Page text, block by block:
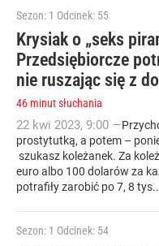
Sezon: 1 Odcinek: 55
Krysiak o „seks
Przedsiębiorcze
nie ruszając się z
46 minut słuchania
22 kwi 2023, 9:00 —
prostytutką, a potem –
szukasz koleżanek. Za
euro albo 100 dolarów za
potrafiły zarobić po 7, 8
Sezon: 1 Odcinek: 54